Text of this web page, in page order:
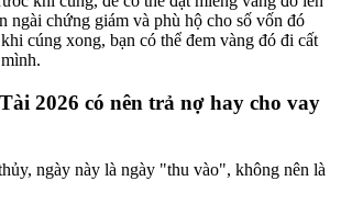
ngài chứng giám và phù hộ cho số vốn đó
cúng xong, bạn có thể đem vàng đó đi cất
2026 có nên trả nợ hay cho vay
ngày này là ngày "thu vào", không nên là